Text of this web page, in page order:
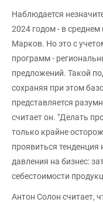
Наблюдается
2024 годом - в
Марков. Но это с
программ -
предложений. Такой
сохраняя при этом
представляется
считает он. "Делать
только крайне
проявиться тенденция
давления на бизнес:
себестоимости
Антон Солон считает,